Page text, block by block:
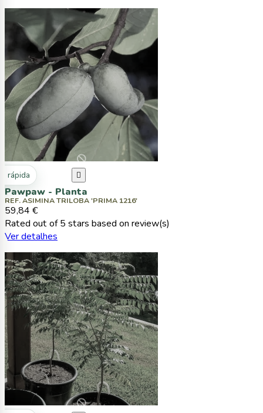
rápida 
Pawpaw - Planta
REF. ASIMINA TRILOBA 'PRIMA 1216'
59,84 €
Rated out of 5 stars based on review(s)
Ver detalhes